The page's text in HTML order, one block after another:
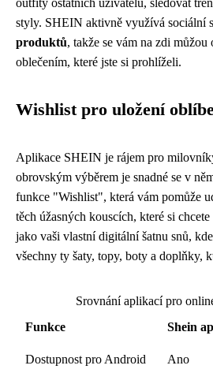
outfity ostatních uživatelů, sledovat
styly. SHEIN aktivně využívá sociální
produktů, takže se vám na zdi
oblečením, které jste si prohlíželi.
Wishlist pro uložení
Aplikace SHEIN je rájem pro
obrovským výběrem je snadné se v
funkce "Wishlist", která vám pomůže
těch úžasných kouscích, které si
jako vaši vlastní digitální šatnu snů,
všechny ty šaty, topy, boty a doplňky,
Srovnání aplikací pro
Funkce
Shein
Dostupnost pro Android Ano